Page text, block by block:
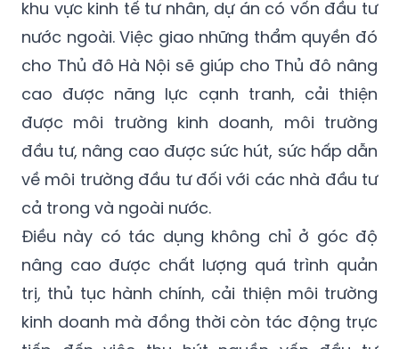
cho Thủ đô Hà Nội sẽ giúp cho Thủ đô nâng
cao được năng lực cạnh tranh, cải thiện
được môi trường kinh doanh, môi trường
đầu tư, nâng cao được sức hút, sức hấp dẫn
về môi trường đầu tư đối với các nhà đầu tư
cả trong và ngoài nước.
Điều này có tác dụng không chỉ ở góc độ
nâng cao được chất lượng quá trình quản
trị, thủ tục hành chính, cải thiện môi trường
kinh doanh mà đồng thời còn tác động trực
tiếp đến việc thu hút nguồn vốn đầu tư
trong và ngoài nước cho TP để thực hiện